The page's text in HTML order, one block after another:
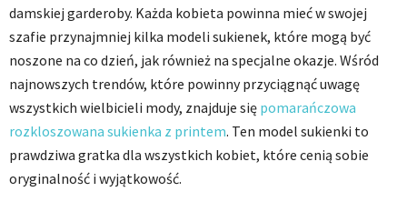
damskiej garderoby. Każda kobieta powinna mieć w swojej
szafie przynajmniej kilka modeli sukienek, które mogą być
noszone na co dzień, jak również na specjalne okazje. Wśród
najnowszych trendów, które powinny przyciągnąć uwagę
wszystkich wielbicieli mody, znajduje się pomarańczowa
rozkloszowana sukienka z printem. Ten model sukienki to
prawdziwa gratka dla wszystkich kobiet, które cenią sobie
oryginalność i wyjątkowość.